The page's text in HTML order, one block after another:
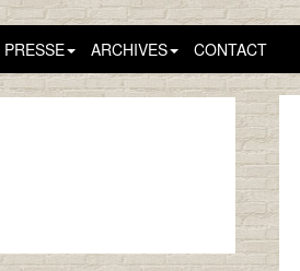
PRESSE ARCHIVES CONTACT